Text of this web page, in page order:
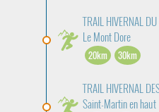
TRAIL HIVERNAL
Le Mont Dore
20km 30km
TRAIL HIVERNAL
Saint-Martin en haut